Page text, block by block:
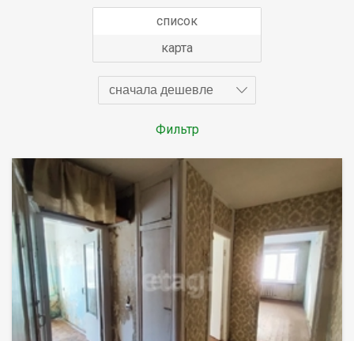
список
карта
сначала дешевле
Фильтр